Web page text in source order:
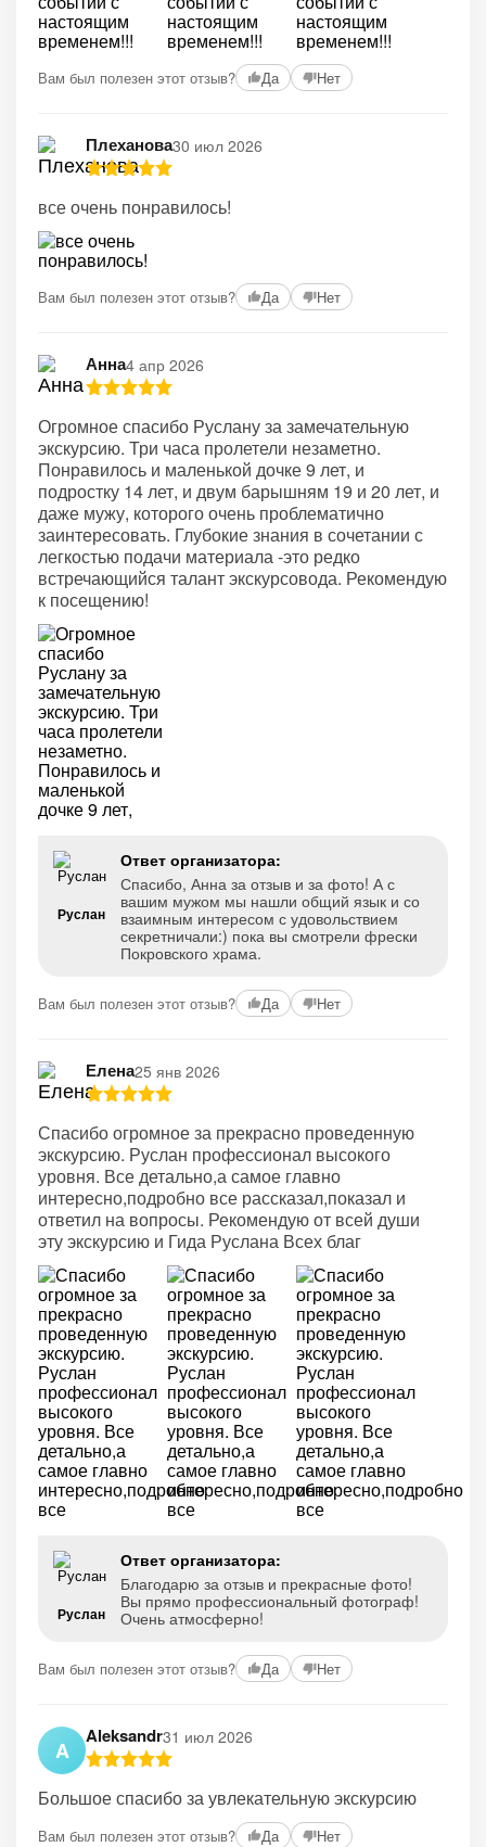
Вам был полезен этот отзыв? Да Нет
Плеханова30 июл 2026
все очень понравилось!
Вам был полезен этот отзыв? Да Нет
Анна4 апр 2026
Огромное спасибо Руслану за замечательную
экскурсию. Три часа пролетели незаметно.
Понравилось и маленькой дочке 9 лет, и
подростку 14 лет, и двум барышням 19 и 20 лет, и
даже мужу, которого очень проблематично
заинтересовать. Глубокие знания в сочетании с
легкостью подачи материала -это редко
встречающийся талант экскурсовода. Рекомендую
к посещению!
Руслан
Ответ организатора:
Спасибо, Анна за отзыв и за фото! А с
вашим мужом мы нашли общий язык и со
взаимным интересом с удовольствием
секретничали:) пока вы смотрели фрески
Покровского храма.
Вам был полезен этот отзыв? Да Нет
Елена25 янв 2026
Спасибо огромное за прекрасно проведенную
экскурсию. Руслан профессионал высокого
уровня. Все детально,а самое главно
интересно,подробно все рассказал,показал и
ответил на вопросы. Рекомендую от всей души
эту экскурсию и Гида Руслана Всех благ
Руслан
Ответ организатора:
Благодарю за отзыв и прекрасные фото!
Вы прямо профессиональный фотограф!
Очень атмосферно!
Вам был полезен этот отзыв? Да Нет
A
Aleksandr31 июл 2026
Большое спасибо за увлекательную экскурсию
Вам был полезен этот отзыв? Да Нет